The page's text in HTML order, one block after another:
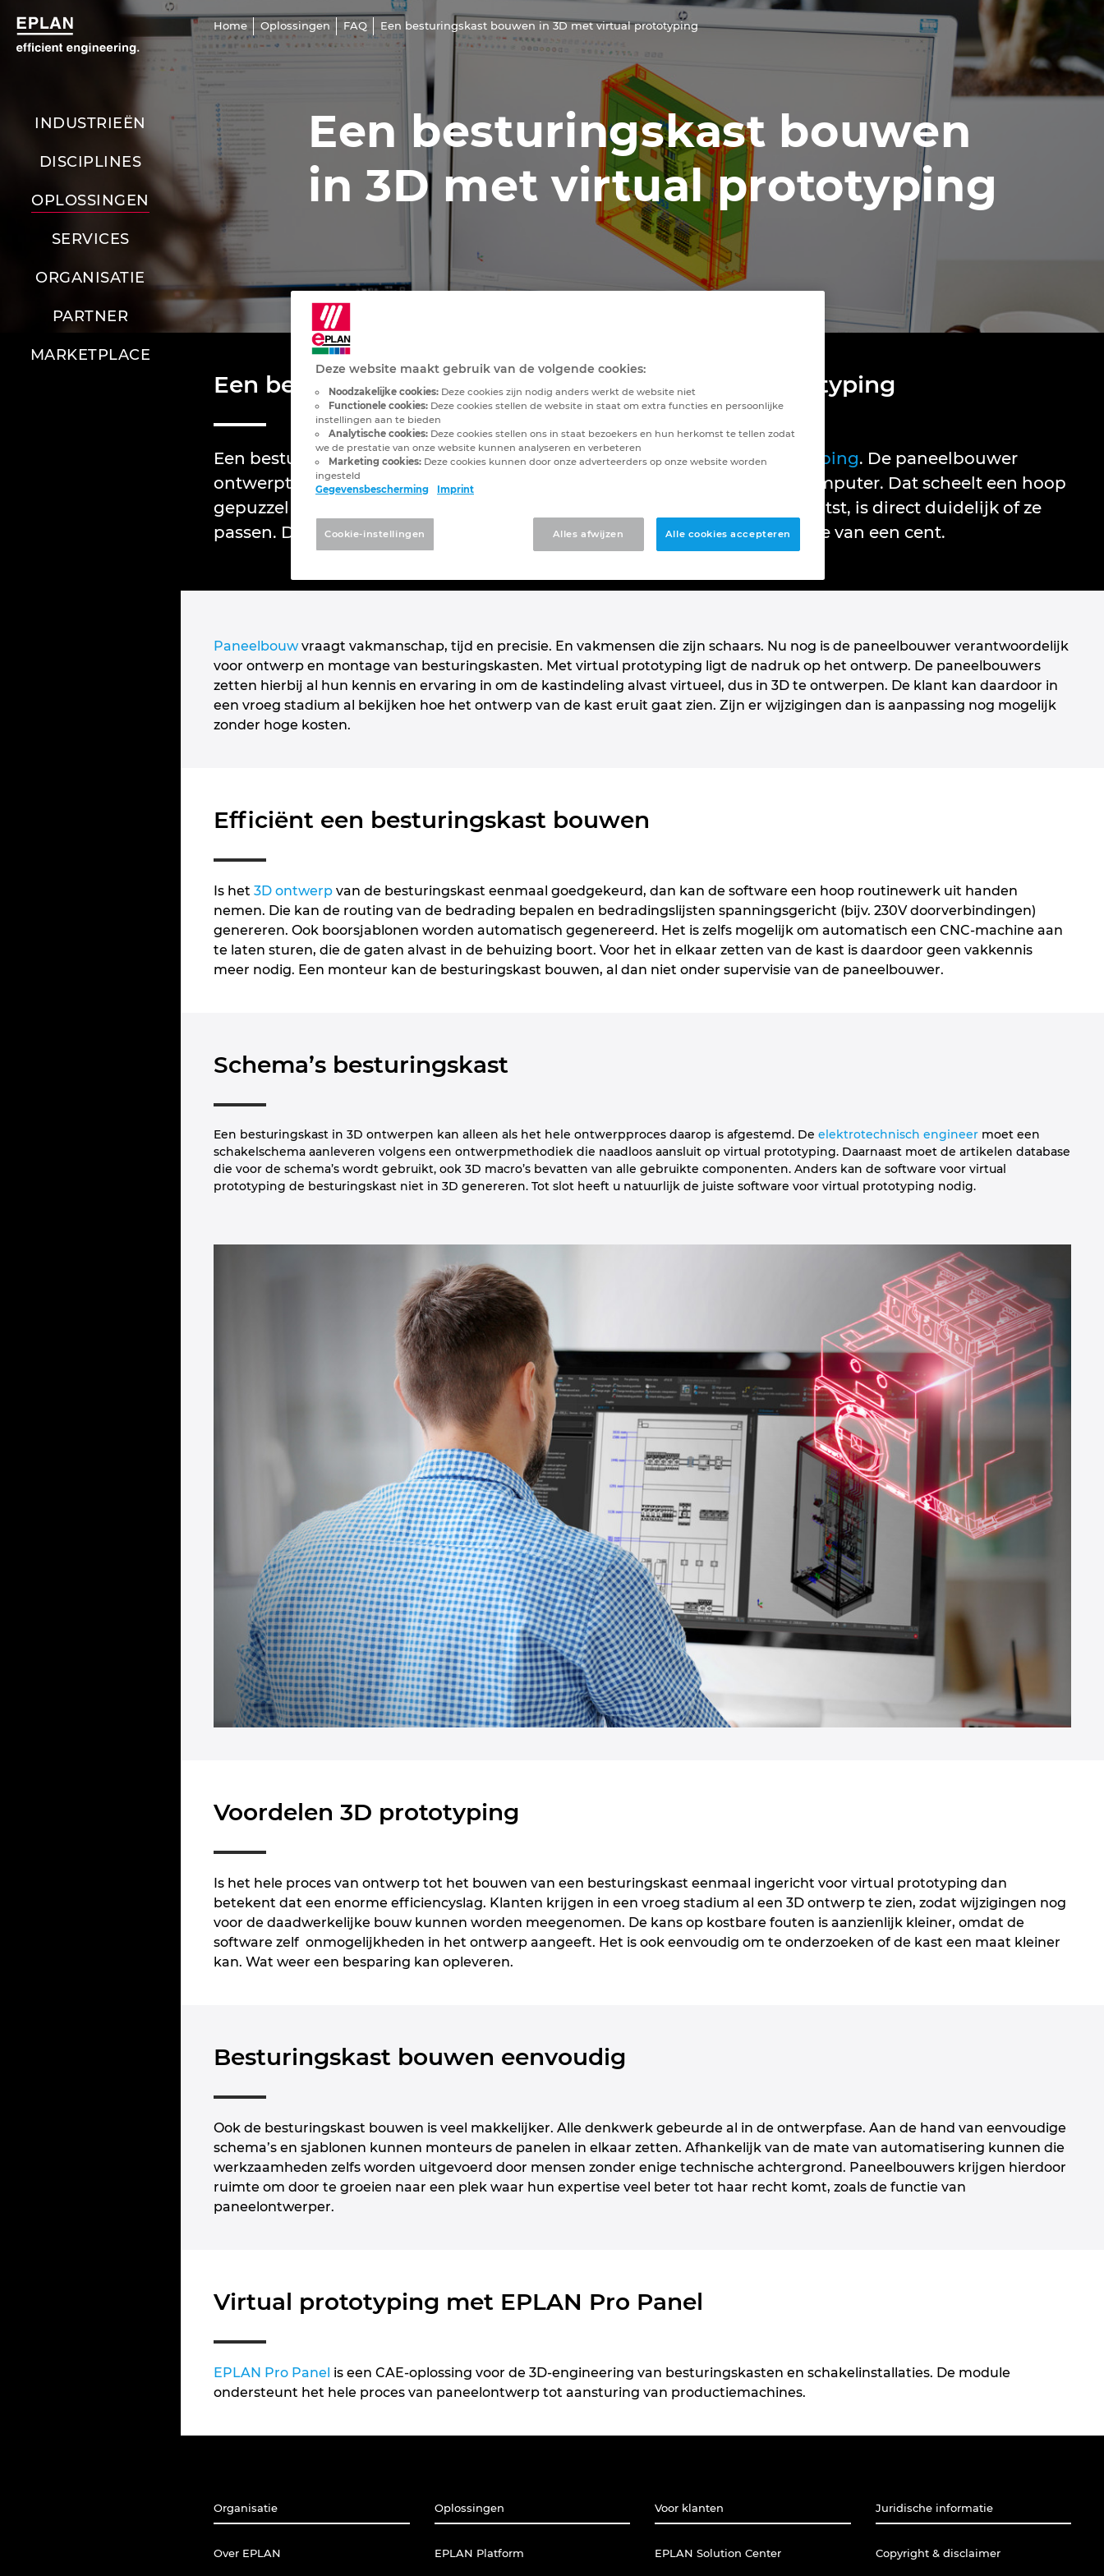
Home Oplossingen FAQ Een besturingskast bouwen in 3D met virtual prototyping
INDUSTRIEËN
DISCIPLINES
OPLOSSINGEN
SERVICES
ORGANISATIE
PARTNER
MARKETPLACE
Een besturingskast bouwen
in 3D met virtual prototyping
Een besturingskast bouwen in 3D met virtual prototyping
Een besturingskast bouwen kan sneller en efficiënter metvirtual prototyping. De paneelbouwer
ontwerpt de kastindeling vooraf met behulp van een 3D model op de computer. Dat scheelt een hoop
gepuzzel en dus tijd op de werkvloer. Als u de componenten virtueel plaatst, is direct duidelijk of ze
passen. De besturingskast daadwerkelijk bouwen is vervolgens een fluitje van een cent.
Paneelbouwvraagt vakmanschap, tijd en precisie. En vakmensen die zijn schaars. Nu nog is de paneelbouwer verantwoordelijk
voor ontwerp en montage van besturingskasten. Met virtual prototyping ligt de nadruk op het ontwerp. De paneelbouwers
zetten hierbij al hun kennis en ervaring in om de kastindeling alvast virtueel, dus in 3D te ontwerpen. De klant kan daardoor in
een vroeg stadium al bekijken hoe het ontwerp van de kast eruit gaat zien. Zijn er wijzigingen dan is aanpassing nog mogelijk
zonder hoge kosten.
Efficiënt een besturingskast bouwen
Is het 3D ontwerp van de besturingskast eenmaal goedgekeurd, dan kan de software een hoop routinewerk uit handen
nemen. Die kan de routing van de bedrading bepalen en bedradingslijsten spanningsgericht (bijv. 230V doorverbindingen)
genereren. Ook boorsjablonen worden automatisch gegenereerd. Het is zelfs mogelijk om automatisch een CNC-machine aan
te laten sturen, die de gaten alvast in de behuizing boort. Voor het in elkaar zetten van de kast is daardoor geen vakkennis
meer nodig. Een monteur kan de besturingskast bouwen, al dan niet onder supervisie van de paneelbouwer.
Schema’s besturingskast
Een besturingskast in 3D ontwerpen kan alleen als het hele ontwerpproces daarop is afgestemd. De elektrotechnisch engineer moet een
schakelschema aanleveren volgens een ontwerpmethodiek die naadloos aansluit op virtual prototyping. Daarnaast moet de artikelen database
die voor de schema’s wordt gebruikt, ook 3D macro’s bevatten van alle gebruikte componenten. Anders kan de software voor virtual
prototyping de besturingskast niet in 3D genereren. Tot slot heeft u natuurlijk de juiste software voor virtual prototyping nodig.
Voordelen 3D prototyping
Is het hele proces van ontwerp tot het bouwen van een besturingskast eenmaal ingericht voor virtual prototyping dan
betekent dat een enorme efficiencyslag. Klanten krijgen in een vroeg stadium al een 3D ontwerp te zien, zodat wijzigingen nog
voor de daadwerkelijke bouw kunnen worden meegenomen. De kans op kostbare fouten is aanzienlijk kleiner, omdat de
software zelf onmogelijkheden in het ontwerp aangeeft. Het is ook eenvoudig om te onderzoeken of de kast een maat kleiner
kan. Wat weer een besparing kan opleveren.
Besturingskast bouwen eenvoudig
Ook de besturingskast bouwen is veel makkelijker. Alle denkwerk gebeurde al in de ontwerpfase. Aan de hand van eenvoudige
schema’s en sjablonen kunnen monteurs de panelen in elkaar zetten. Afhankelijk van de mate van automatisering kunnen die
werkzaamheden zelfs worden uitgevoerd door mensen zonder enige technische achtergrond. Paneelbouwers krijgen hierdoor
ruimte om door te groeien naar een plek waar hun expertise veel beter tot haar recht komt, zoals de functie van
paneelontwerper.
Virtual prototyping met EPLAN Pro Panel
EPLAN Pro Panel is een CAE-oplossing voor de 3D-engineering van besturingskasten en schakelinstallaties. De module
ondersteunt het hele proces van paneelontwerp tot aansturing van productiemachines.
Organisatie
Over EPLAN
Oplossingen
EPLAN Platform
Voor klanten
EPLAN Solution Center
Juridische informatie
Copyright & disclaimer
Deze website maakt gebruik van de volgende cookies:
Noodzakelijke cookies: Deze cookies zijn nodig anders werkt de website niet
Functionele cookies: Deze cookies stellen de website in staat om extra functies en persoonlijke
instellingen aan te bieden
Analytische cookies: Deze cookies stellen ons in staat bezoekers en hun herkomst te tellen zodat
we de prestatie van onze website kunnen analyseren en verbeteren
Marketing cookies: Deze cookies kunnen door onze adverteerders op onze website worden
ingesteld
Gegevensbescherming
Imprint
Alles afwijzen Alle cookies accepteren
Cookie-instellingen